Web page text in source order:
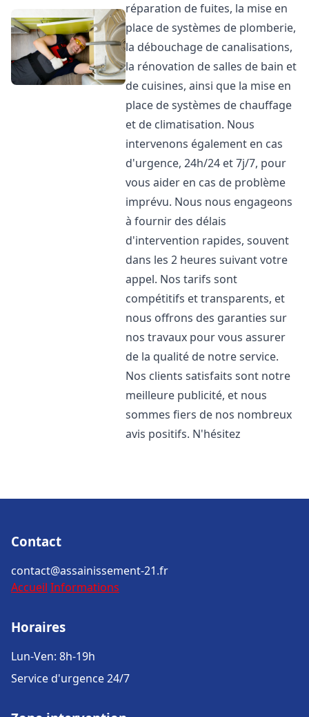
réparation de fuites, la mise en
place de systèmes de plomberie,
la débouchage de canalisations,
la rénovation de salles de bain et
de cuisines, ainsi que la mise en
place de systèmes de chauffage
et de climatisation. Nous
intervenons également en cas
d'urgence, 24h/24 et 7j/7, pour
vous aider en cas de problème
imprévu. Nous nous engageons
à fournir des délais
d'intervention rapides, souvent
dans les 2 heures suivant votre
appel. Nos tarifs sont
compétitifs et transparents, et
nous offrons des garanties sur
nos travaux pour vous assurer
de la qualité de notre service.
Nos clients satisfaits sont notre
meilleure publicité, et nous
sommes fiers de nos nombreux
avis positifs. N'hésitez
Contact
contact@assainissement-21.fr
Accueil Informations
Horaires
Lun-Ven: 8h-19h
Service d'urgence 24/7